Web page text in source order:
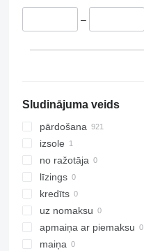
TW
Tourneo
ML
O-series
Tourino
Tourismo
Travego
Unimog
V-Class
Vario
Viano
Vito
Major
Manager
Messenger
Midliner
Midlum
Premium
Sandero
Scenic
T-series
TRM
Trafic
FL
S-series
SD
Terberg
V40
V60
V90
VM
VNL
XC
Igaunija
Lietuva
–
Sludinājuma veids
pārdošana
izsole
no ražotāja
līzings
kredīts
uz nomaksu
apmaiņa ar piemaksu
maiņa